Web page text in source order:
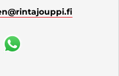
@rintajouppi.fi